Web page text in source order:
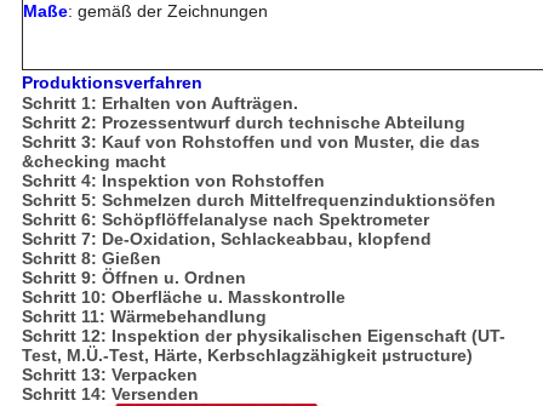
Maße: gemäß der Zeichnungen
Produktionsverfahren
Schritt 1: Erhalten von Aufträgen.
Schritt 2: Prozessentwurf durch technische Abteilung
Schritt 3: Kauf von Rohstoffen und von Muster, die das
&checking macht
Schritt 4: Inspektion von Rohstoffen
Schritt 5: Schmelzen durch Mittelfrequenzinduktionsöfen
Schritt 6: Schöpflöffelanalyse nach Spektrometer
Schritt 7: De-Oxidation, Schlackeabbau, klopfend
Schritt 8: Gießen
Schritt 9: Öffnen u. Ordnen
Schritt 10: Oberfläche u. Masskontrolle
Schritt 11: Wärmebehandlung
Schritt 12: Inspektion der physikalischen Eigenschaft (UT-
Test, M.Ü.-Test, Härte, Kerbschlagzähigkeit µstructure)
Schritt 13: Verpacken
Schritt 14: Versenden